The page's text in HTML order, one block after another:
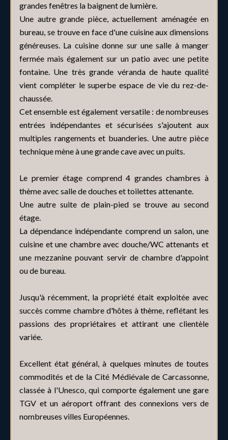
grandes fenêtres la baignent de lumière.
Une autre grande pièce, actuellement aménagée en
bureau, se trouve en face d'une cuisine aux dimensions
généreuses. La cuisine donne sur une salle à manger
fermée mais également sur un patio avec une petite
fontaine. Une très grande véranda de haute qualité
vient compléter le superbe espace de vie du rez-de-
chaussée.
Cet ensemble est également versatile : de nombreuses
entrées indépendantes et sécurisées s'ajoutent aux
multiples rangements et buanderies. Une autre pièce
technique mène à une grande cave avec un puits.
Le premier étage comprend 4 grandes chambres à
thème avec salle de douches et toilettes attenante.
Une autre suite de plain-pied se trouve au second
étage.
La dépendance indépendante comprend un salon, une
cuisine et une chambre avec douche/WC attenants et
une mezzanine pouvant servir de chambre d'appoint
ou de bureau.
Jusqu'à récemment, la propriété était exploitée avec
succès comme chambre d'hôtes à thème, reflétant les
passions des propriétaires et attirant une clientèle
variée.
Excellent état général, à quelques minutes de toutes
commodités et de la Cité Médiévale de Carcassonne,
classée à l'Unesco, qui comporte également une gare
TGV et un aéroport offrant des connexions vers de
nombreuses villes Européennes.